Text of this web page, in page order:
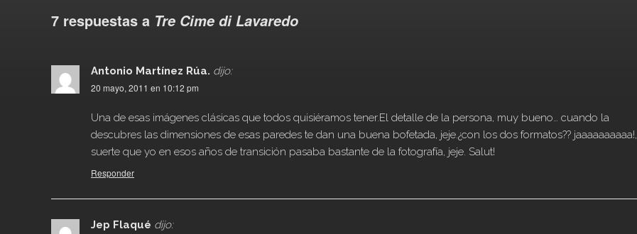
7 respuestas a Tre Cime di Lavaredo
Antonio Martínez Rúa. dijo:
20 mayo, 2011 en 10:12 pm
Una de esas imágenes clásicas que todos quisiéramos tener.El detalle de la persona, muy bueno… cuando la
descubres las dimensiones de esas paredes te dan una buena bofetada, jeje.¿con los dos formatos?? jaaaaaaaaaa!,
suerte que yo en esos años de transición pasaba bastante de la fotografía, jeje. Salut!
Responder
Jep Flaqué dijo: